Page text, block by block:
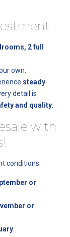
2 full
own.
steady
detail is
and quality
with
conditions:
or
or